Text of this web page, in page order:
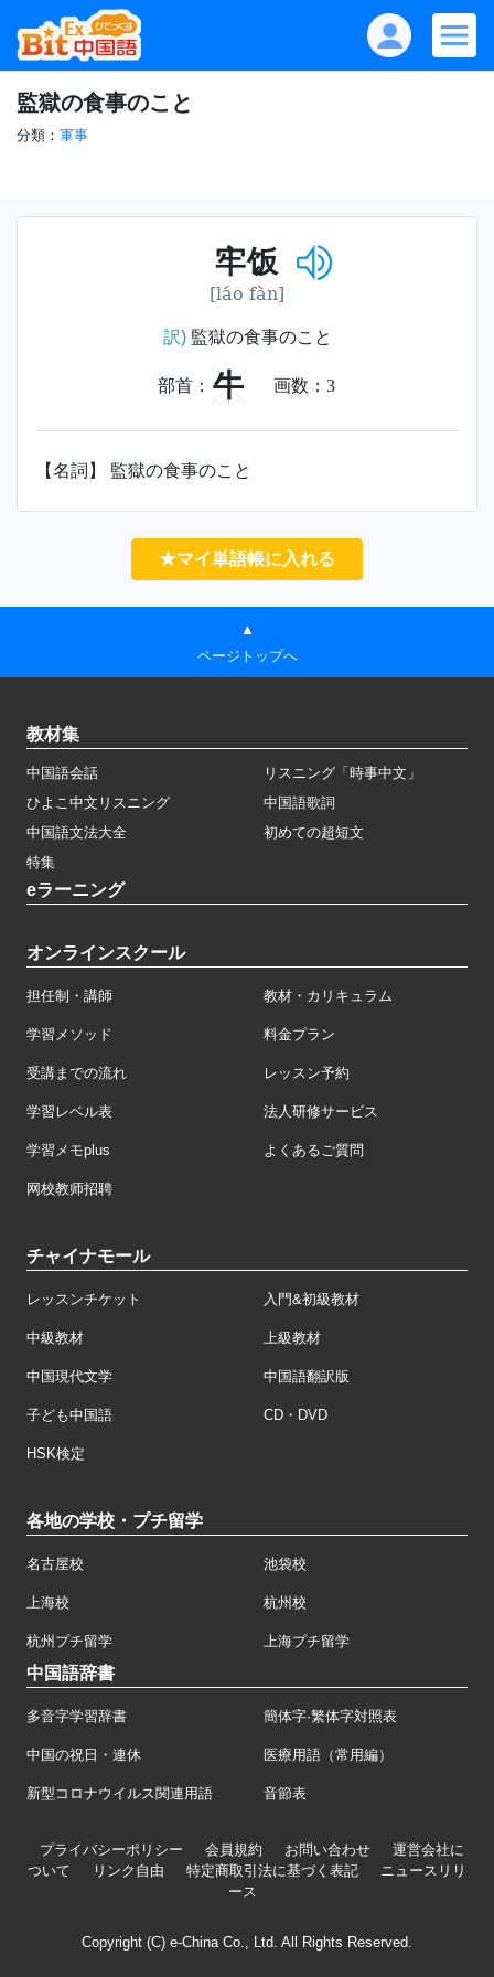
監獄の食事のこと
分類： 軍事
牢饭
[láo fàn]
訳)監獄の食事のこと
部首： 牛 画数： 3
【名詞】 監獄の食事のこと
★マイ単語帳に入れる
▲
ページトップへ
教材集
中国語会話
リスニング「時事中文」
ひよこ中文リスニング
中国語歌詞
中国語文法大全
初めての超短文
特集
eラーニング
オンラインスクール
担任制・講師 教材・カリキュラム
学習メソッド 料金プラン
受講までの流れ レッスン予約
学習レベル表 法人研修サービス
学習メモplus よくあるご質問
网校教师招聘
チャイナモール
レッスンチケット 入門&初級教材
中級教材 上級教材
中国現代文学 中国語翻訳版
子ども中国語 CD・DVD
HSK検定
各地の学校・プチ留学
名古屋校 池袋校
上海校 杭州校
杭州プチ留学 上海プチ留学
中国語辞書
多音字学習辞書 簡体字·繁体字対照表
中国の祝日・連休 医療用語（常用編）
新型コロナウイルス関連用語 音節表
プライバシーポリシー 会員規約 お問い合わせ
運営会社に
ついて
リンク自由 特定商取引法に基づく表記
ニュースリリ
ース
Copyright (C) e-China Co., Ltd. All Rights Reserved.